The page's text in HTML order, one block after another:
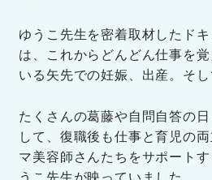
ゆうこ先生を密着取材したド
は、これからどんどん仕事を
いる矢先での妊娠、出産。そし
たくさんの葛藤や自問自答の
して、復職後も仕事と育児の
マ美容師さんたちをサポート
うこ先生が映っていました。